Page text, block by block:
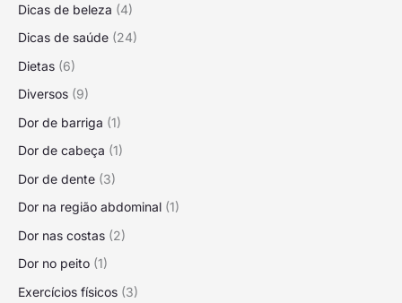
Dicas de beleza (4)
Dicas de saúde (24)
Dietas (6)
Diversos (9)
Dor de barriga (1)
Dor de cabeça (1)
Dor de dente (3)
Dor na região abdominal (1)
Dor nas costas (2)
Dor no peito (1)
Exercícios físicos (3)